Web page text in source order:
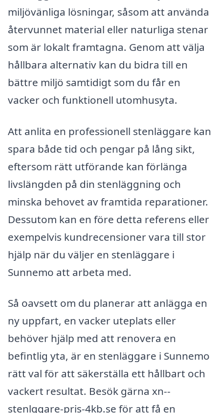
miljövänliga lösningar, såsom att använda
återvunnet material eller naturliga stenar
som är lokalt framtagna. Genom att välja
hållbara alternativ kan du bidra till en
bättre miljö samtidigt som du får en
vacker och funktionell utomhusyta.
Att anlita en professionell stenläggare kan
spara både tid och pengar på lång sikt,
eftersom rätt utförande kan förlänga
livslängden på din stenläggning och
minska behovet av framtida reparationer.
Dessutom kan en före detta referens eller
exempelvis kundrecensioner vara till stor
hjälp när du väljer en stenläggare i
Sunnemo att arbeta med.
Så oavsett om du planerar att anlägga en
ny uppfart, en vacker uteplats eller
behöver hjälp med att renovera en
befintlig yta, är en stenläggare i Sunnemo
rätt val för att säkerställa ett hållbart och
vackert resultat. Besök gärna xn--
stenlggare-pris-4kb.se för att få en